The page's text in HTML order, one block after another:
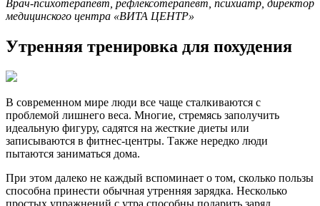
Врач-психотерапевт, рефлексотерапевт, психиатр, директор
медицинского центра «ВИТА ЦЕНТР»
Утренняя тренировка для похудения
В современном мире люди все чаще сталкиваются с
проблемой лишнего веса. Многие, стремясь заполучить
идеальную фигуру, садятся на жесткие диеты или
записываются в фитнес-центры. Также нередко люди
пытаются заниматься дома.
При этом далеко не каждый вспоминает о том, сколько пользы
способна принести обычная утренняя зарядка. Несколько
простых упражнений с утра способны подарить заряд